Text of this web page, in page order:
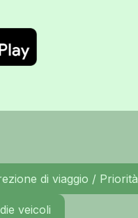
di viaggio / Priorità
veicoli